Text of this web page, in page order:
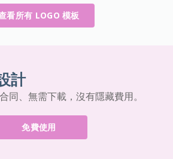
看所有 LOGO 模板
計
同、無需下載，沒有隱藏費用。
免費使用